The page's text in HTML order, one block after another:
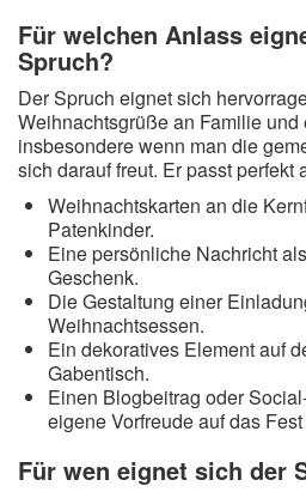
Für welchen Anlass
Spruch?
Der Spruch eignet sich
Weihnachtsgrüße an Familie und
insbesondere wenn man die
sich darauf freut. Er passt perfekt
Weihnachtskarten an die
Patenkinder.
Eine persönliche Nachricht
Geschenk.
Die Gestaltung einer
Weihnachtsessen.
Ein dekoratives Element auf
Gabentisch.
Einen Blogbeitrag oder
eigene Vorfreude auf das
Für wen eignet sich der